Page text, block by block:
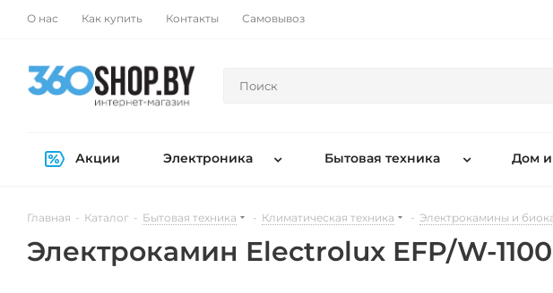
О нас Как купить Контакты Самовывоз
Акции Электроника Бытовая техника Дом и
Главная - Каталог - Бытовая техника - Климатическая техника - Электрокамины и
Электрокамин Electrolux EFP/W-